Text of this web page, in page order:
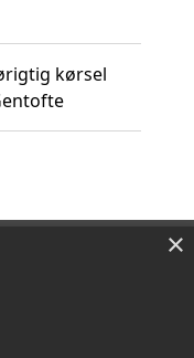
kørsel
×